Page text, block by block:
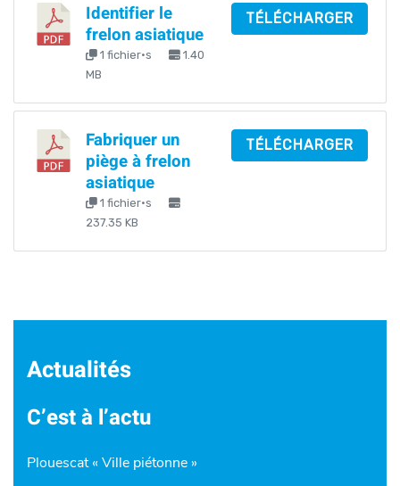
Identifier le
frelon asiatique
1 fichier·s
1.40
MB
TÉLÉCHARGER
Fabriquer un
piège à frelon
asiatique
1 fichier·s
237.35 KB
TÉLÉCHARGER
Actualités
C’est à l’actu
Plouescat « Ville piétonne »